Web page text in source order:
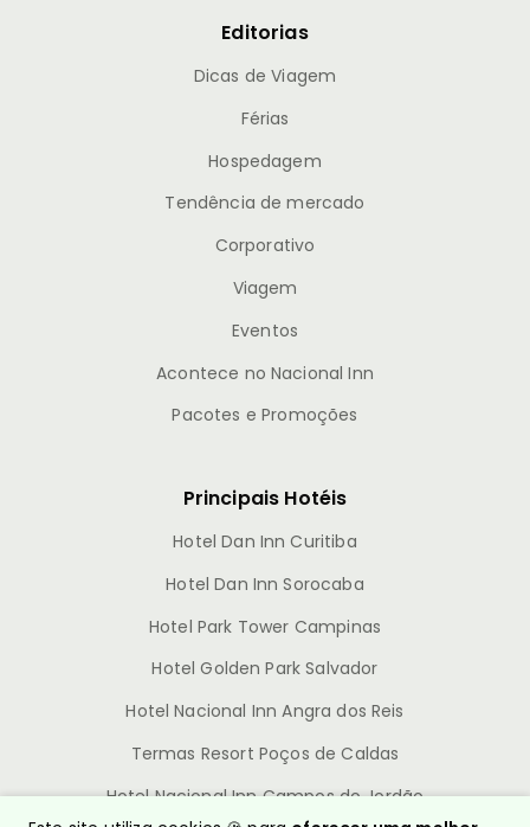
Editorias
Dicas de Viagem
Férias
Hospedagem
Tendência de mercado
Corporativo
Viagem
Eventos
Acontece no Nacional Inn
Pacotes e Promoções
Principais Hotéis
Hotel Dan Inn Curitiba
Hotel Dan Inn Sorocaba
Hotel Park Tower Campinas
Hotel Golden Park Salvador
Hotel Nacional Inn Angra dos Reis
Termas Resort Poços de Caldas
Hotel Nacional Inn Campos do Jordão